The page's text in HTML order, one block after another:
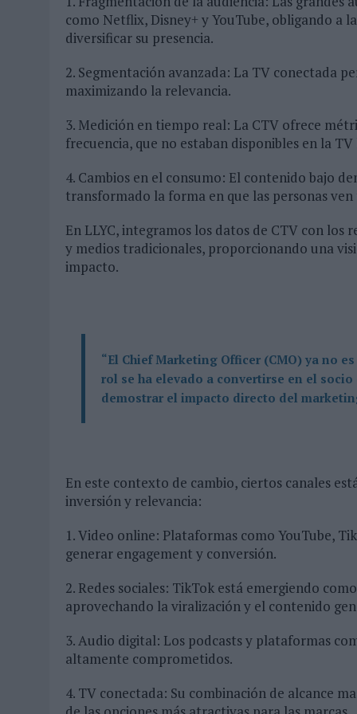
como Netflix, Disney+ y YouTube, obligando a
diversificar su presencia.
2. Segmentación avanzada: La TV conectada
maximizando la relevancia.
3. Medición en tiempo real: La CTV ofrece
frecuencia, que no estaban disponibles en la
4. Cambios en el consumo: El contenido bajo
transformado la forma en que las personas
En LLYC, integramos los datos de CTV con los
y medios tradicionales, proporcionando una
impacto.
“El Chief Marketing Officer (CMO) ya no
rol se ha elevado a convertirse en el
demostrar el impacto directo del
En este contexto de cambio, ciertos canales
inversión y relevancia:
1. Video online: Plataformas como YouTube,
generar engagement y conversión.
2. Redes sociales: TikTok está emergiendo
aprovechando la viralización y el contenido
3. Audio digital: Los podcasts y plataformas
altamente comprometidos.
4. TV conectada: Su combinación de alcance